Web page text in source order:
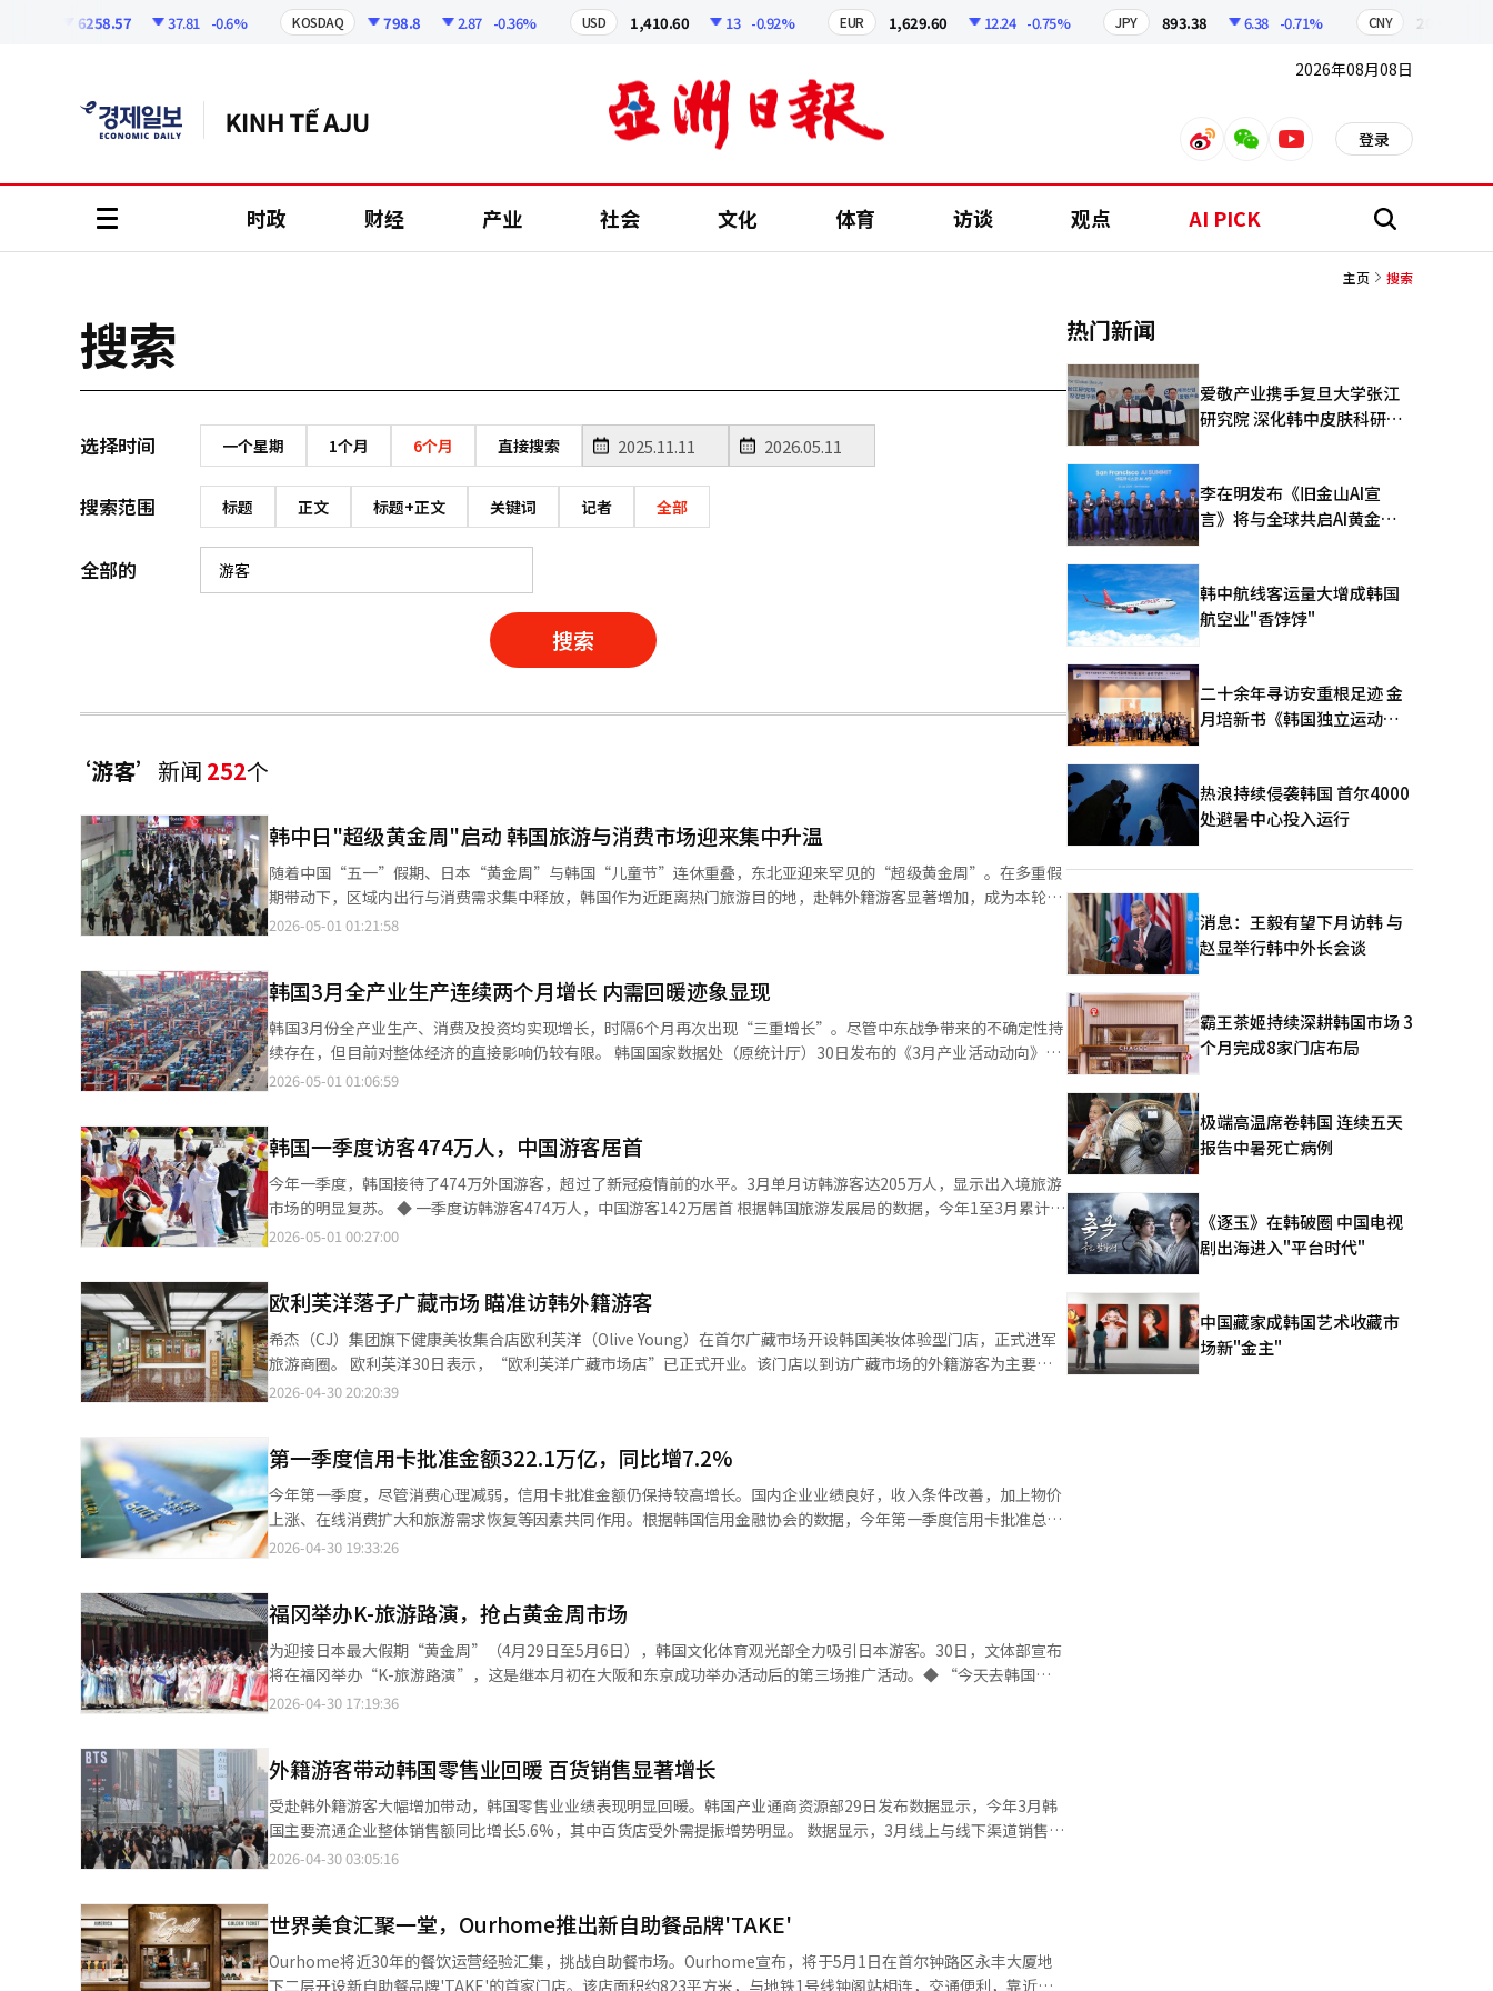
6258.57 37.81 -0.6% KOSDAQ 798.8 2.87 -0.36% USD 1,410.60 13 -0.92% EUR 1,629.60 12.24 -0.75% JPY 893.38 6.38 -0.71% CNY 209.17
2026年08月08日
weiboweixinyoutube 登录
时政 财经 产业 社会 文化 体育 访谈 观点 AI PICK 搜
主页 搜索
搜索
选择时间 一个星期 1个月 6个月 直接搜索
搜索范围 标题 正文 标题+正文 关键词 记者 全部
全部的
搜索
‘游客’ 新闻 252个
韩中日"超级黄金周"启动 韩国旅游与消费市场迎来集中升温
随着中国“五一”假期、日本“黄金周”与韩国“儿童节”连休重叠，东北亚迎来罕见的“超级黄金周”。在多重假
期带动下，区域内出行与消费需求集中释放，韩国作为近距离热门旅游目的地，赴韩外籍游客显著增加，成为本轮客
流与消费增长的主要受益者之一。 据中国交通运输部预测，今年“五一”假期跨区域人员流动量将达到约15.2亿人
赴韩外籍游客明显增加。业内预计，假期期间中国、日本赴韩游客规模将达到约20万人次，首尔在多个旅游平台搜索
与预订榜单中位居前列。与此同时，高油价推动短途出行趋势持续扩大，韩国国内旅游需求同步升温，带动酒店及度
假村预订增加。韩国政府也正通过增加济州、釜山等地航线及旅游供给，推动客流向非首都地区分散。 伴随客流增
长，韩国流通业也迎来重要“窗口期”。各大百货、免税店及零售企业纷纷加大布局力度，从以往单一价格促销转
向“购物+体验”综合策略，通过整合商业设施与文化内容提升消费吸引力。 部分企业依托大型商业综合体，将购
有企业通过在机场发放购物优惠券、举办大型促销活动等方式，在游客入境阶段提前锁定消费需求。 此外，围绕K-时
尚、K-食品等内容打造体验型消费场景，并推出定制化服务与特色商品，正成为吸引年轻游客及高端消费群体的重要
方式。免税店及大型商超渠道也通过伴手礼组合、专属优惠等方式强化竞争力。 业内人士指出，随着自由行游客占比
持续提升，外籍游客愈发重视消费体验与内容本身，商业空间正逐渐成为旅游目的地的一部分。单纯依赖价格优惠已
难以形成长期吸引力，提升服务质量与消费体验已成为行业共识。分析认为，在高油价背景下，短途出行趋势短期内
2026-05-01 01:21:58
韩国3月全产业生产连续两个月增长 内需回暖迹象显现
韩国3月份全产业生产、消费及投资均实现增长，时隔6个月再次出现“三重增长”。尽管中东战争带来的不确定性持
续存在，但目前对整体经济的直接影响仍较有限。 韩国国家数据处（原统计厅）30日发布的《3月产业活动动向》显
示，3月全产业生产指数（经季节调整、剔除农林渔业）为118.3（2020年=100），环比增长0.3%，继2月增长2.1%
生产减少主要是受上月大增28.2%、创历史新高后的基期效应影响，整体行业景气仍维持良好水平。 与此同时，石油
精炼行业下降6.3%，反映出中东战争、季节性因素及政府政策等多重影响。国家数据处经济动向统计审议官李斗元
表示：“尽管发生中东战争，但生产等整体经济趋势目前并未出现明显变化。” 内需相关指标同样呈现改善趋势。服
务业生产增长1.4%，其中金融保险业受股市走强及金融市场活跃带动增长4.6%，运输仓储业受海运运费上涨影响增
长3.9%。零售销售额指数增长1.8%，受智能手机新品上市带动，通信设备销售大增30.1%，耐用品销售整体增长
的消费似乎已触底，并开始出现回升迹象。” 设备投资环比增长1.5%，其中运输设备投资受飞机引进带动增长
5.2%。不过，建筑施工环比减少7.3%，国家数据处解释称，这主要是受上月增长13%带来的基期效应影响。 此外，
反映当前经济状况的同步综合指数循环变动值较上月上升0.5个百分点，先行综合指数循环变动值也上升0.7个百分
点。李斗源表示，3月份中东战争对整体经济指标的直接影响仍较有限，但预计4月至5月起相关影响可能逐步显现。
按季度计算，今年第一季度全产业生产较前一季度增长1.7%，创下自2021年第四季度以来17个季度中的最大增幅。
制造业、服务业、零售销售、设备投资及建筑施工等六大指标同步增长，为2023年第二季度以来时隔11个季度首次
出现。
2026-05-01 01:06:59
韩国一季度访客474万人，中国游客居首
今年一季度，韩国接待了474万外国游客，超过了新冠疫情前的水平。3月单月访韩游客达205万人，显示出入境旅游
市场的明显复苏。 ◆ 一季度访韩游客474万人，中国游客142万居首 根据韩国旅游发展局的数据，今年1至3月累计访
韩外国游客为474万人，同比增长22.6%。与2019年同期相比，恢复至123.4%。中国游客以142万人居首，其次是日
本48.2万人，台湾19.2万人，美国15.2万人，越南7.5万人。特别是中国和日本市场分别恢复至2019年同期的102.8%
和128.4%。台湾（195.0%）、美国（180.9%）、越南（159.3%）等市场增长显著。 从地区来看，中东市场恢复至
2019年的141.2%，欧美市场恢复至169.2%，显示出全球K-旅游的实力。 ◆ 一季度出境韩国人833万人，出境旅游
恢复至106% 韩国人的出境旅游需求也在快速增长。今年1至3月，累计出境韩国人为833万人，恢复至2019年同期的
105.9%。3月单月出境人数为229.4万人，同比增长4.4%，恢复至2019年同期的98.3%。※ 本报道经人工智能（AI）
2026-05-01 00:27:00
欧利芙洋落子广藏市场 瞄准访韩外籍游客
希杰（CJ）集团旗下健康美妆集合店欧利芙洋（Olive Young）在首尔广藏市场开设韩国美妆体验型门店，正式进军
旅游商圈。 欧利芙洋30日表示，“欧利芙洋广藏市场店”已正式开业。该门店以到访广藏市场的外籍游客为主要目
标客群，致力打造融合韩国美妆与传统市场体验的“韩国美妆地标”。 门店位于广藏市场绸缎区2层，占地约244坪
原料为主题的“原物甄选区”，打造可体验青橘、白桦、艾草等原料香气与质感的空间。同时，店内还提供个人色彩
诊断、皮肤及头皮护理等体验型服务，并强化外语服务支持。 此外，门店动线围绕韩国美妆护理流程进行设计，从清
洁、护肤到美容仪器依次布局，以提升外籍游客购物便利性。店内还设置结合传统服饰与复古道具的拍照区，以及纪
念品货架，进一步强化旅游体验元素。 欧利芙洋表示，将以此次开店为契机，持续扩大体现地区特色的门店布局，并
已与广藏市场商户团体签署共生协议，推进包括联合营销在内的多项合作方案。 欧利芙洋相关负责人表示：“我们利
访韩游客满意度。”
2026-04-30 20:20:39
第一季度信用卡批准金额322.1万亿，同比增7.2%
今年第一季度，尽管消费心理减弱，信用卡批准金额仍保持较高增长。国内企业业绩良好，收入条件改善，加上物价
上涨、在线消费扩大和旅游需求恢复等因素共同作用。根据韩国信用金融协会的数据，今年第一季度信用卡批准总金
额为322.1万亿韩元，批准次数为72亿次，分别同比增长7.2%和5.1%。增幅较去年同期的3.3%翻了一倍多，批准次
次。在线交易继续保持高增长。今年1至2月，在线购物交易额同比增长8.5%，达到46.698万亿韩元。其中，食品外
卖和旅游交通服务分别增长11.0%和12.8%。旅游需求的恢复也推动了信用卡使用的增加。第一季度航空旅客增长
12.6%，外国游客消费激增37.1%。此外，3月油价上涨导致车辆燃料支出增加，也对信用卡批准金额的扩大产生了
影响。韩国信用金融协会表示，“尽管2月底爆发的中东战争带来了不确定性和消费心理的担忧，但由于全球半导体
需求扩大等因素，国内企业业绩良好，收入和资产条件改善，加上基数效应，推动了信用卡批准业绩的增长。”※ 本
2026-04-30 19:33:26
福冈举办K-旅游路演，抢占黄金周市场
为迎接日本最大假期“黄金周”（4月29日至5月6日），韩国文化体育观光部全力吸引日本游客。30日，文体部宣布
将在福冈举办“K-旅游路演”，这是继本月初在大阪和东京成功举办活动后的第三场推广活动。◆ “今天去韩国
吧！”……黄旼炫助阵提升热度此次福冈路演旨在将韩国塑造成“可以轻松往返的邻国”，主题为“今天去韩国
体验韩国旅行”为主题。釜山和济州等地方政府，以及釜山航空、真航空等主要航空公司参与其中。此外，佐藤食
品、Tito等当地食品和化妆品企业也加入，提供体验K-文化的机会。◆ 金大贤次官亲临现场，加强旅游业合作为最
大化黄金周效应，政府高官亲自参与。文体部次官金大贤访问福冈，与HIS等当地主要旅行社探讨定制产品开发的合
作方案，并通过每日新闻采访宣传K-旅游的蓝图和吸引游客的方向。金次官表示：“日本是韩国旅游的重要市场，希
望借此黄金假期吸引更多日本游客。”他还强调：“我们将为首次和再次访问的游客准备丰富的地方旅游产品。”※
2026-04-30 17:19:36
外籍游客带动韩国零售业回暖 百货销售显著增长
受赴韩外籍游客大幅增加带动，韩国零售业业绩表现明显回暖。韩国产业通商资源部29日发布数据显示，今年3月韩
国主要流通企业整体销售额同比增长5.6%，其中百货店受外需提振增势明显。 数据显示，3月线上与线下渠道销售额
分别同比增长8.1%和1.9%。百货店和便利店销售额分别增长14.7%和2.7%，自去年7月以来连续9个月的增长势头；
新学期开学带动，相关消费需求持续释放，创下单月历史新高。随着客流持续向百货店集中，各品类销售实现较为均
衡的增长。 线上渠道方面，受智能终端新品发布以及季节性消费需求带动，多数商品类别实现稳定增长。其中，化妆
品、食品和生活用品分别同比增长15.8%、10.6%和9.5%；家电及电子产品、母婴用品和图书文具销售额也分别增长
2026-04-30 03:05:16
世界美食汇聚一堂，Ourhome推出新自助餐品牌'TAKE'
Ourhome将近30年的餐饮运营经验汇集，挑战自助餐市场。Ourhome宣布，将于5月1日在首尔钟路区永丰大厦地
下二层开设新自助餐品牌'TAKE'的首家门店。该店面积约823平方米，与地铁1号线钟阁站相连，交通便利，靠近光
热门新闻
爱敬产业携手复旦大学张江
研究院 深化韩中皮肤科研合
李在明发布《旧金山AI宣
言》将与全球共启AI黄金时
韩中航线客运量大增成韩国
航空业"香饽饽"
二十余年寻访安重根足迹 金
月培新书《韩国独立运动圣
热浪持续侵袭韩国 首尔4000
处避暑中心投入运行
消息：王毅有望下月访韩 与
赵显举行韩中外长会谈
霸王茶姬持续深耕韩国市场 3
个月完成8家门店布局
极端高温席卷韩国 连续五天
报告中暑死亡病例
《逐玉》在韩破圈 中国电视
剧出海进入"平台时代"
中国藏家成韩国艺术收藏市
场新"金主"